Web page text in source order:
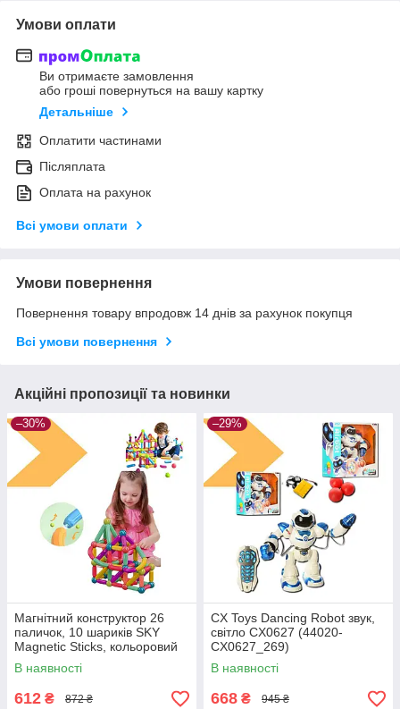
Умови оплати
Ви отримаєте замовлення
або гроші повернуться на вашу картку
Детальніше
Оплатити частинами
Післяплата
Оплата на рахунок
Всі умови оплати
Умови повернення
Повернення товару впродовж 14 днів за рахунок покупця
Всі умови повернення
Акційні пропозиції та новинки
–30%
Магнітний конструктор 26
паличок, 10 шариків SKY
Magnetic Sticks, кольоровий
(42587-SKY Magnetic
Sticks_215)
В наявності
612 ₴ 872 ₴
–29%
CX Toys Dancing Robot звук,
світло CX0627 (44020-
CX0627_269)
В наявності
668 ₴ 945 ₴